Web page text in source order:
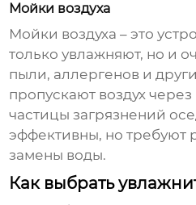
Мойки воздуха
Мойки воздуха – это
только увлажняют, но и
пыли, аллергенов и
пропускают воздух
частицы загрязнений
эффективны, но требуют
замены воды.
Как выбрать